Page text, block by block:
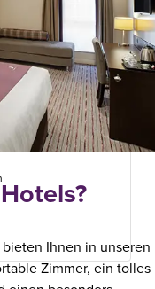
Plus Zimmer
Ihnen in unseren
Zimmer, ein tolles